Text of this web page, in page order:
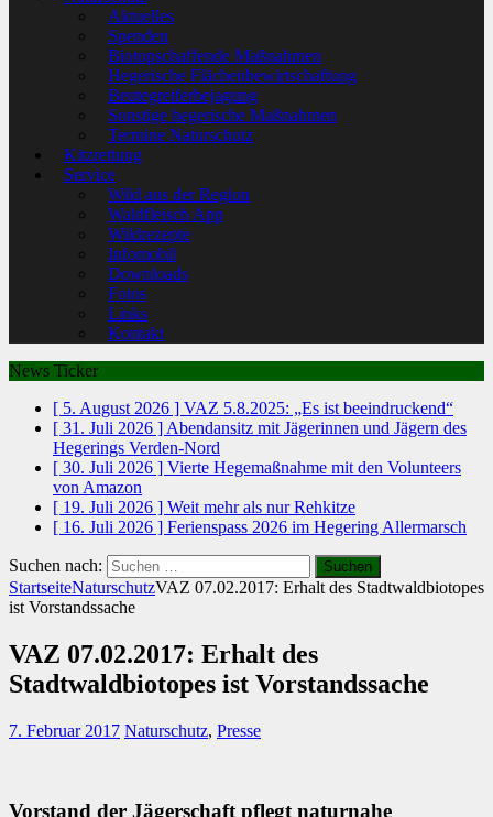
Aktuelles
Spenden
Biotopschaffende Maßnahmen
Hegerische Flächenbewirtschaftung
Beutegreiferbejagung
Sonstige hegerische Maßnahmen
Termine Naturschutz
Kitzrettung
Service
Wild aus der Region
Waldfleisch App
Wildrezepte
Infomobil
Downloads
Fotos
Links
Kontakt
News Ticker
[ 5. August 2026 ] VAZ 5.8.2025: „Es ist beeindruckend“
[ 31. Juli 2026 ] Abendansitz mit Jägerinnen und Jägern des
Hegerings Verden-Nord
[ 30. Juli 2026 ] Vierte Hegemaßnahme mit den Volunteers
von Amazon
[ 19. Juli 2026 ] Weit mehr als nur Rehkitze
[ 16. Juli 2026 ] Ferienspass 2026 im Hegering Allermarsch
Suchen nach:
StartseiteNaturschutzVAZ 07.02.2017: Erhalt des Stadtwaldbiotopes
ist Vorstandssache
VAZ 07.02.2017: Erhalt des
Stadtwaldbiotopes ist Vorstandssache
7. Februar 2017 Naturschutz, Presse
Vorstand der Jägerschaft pflegt naturnahe